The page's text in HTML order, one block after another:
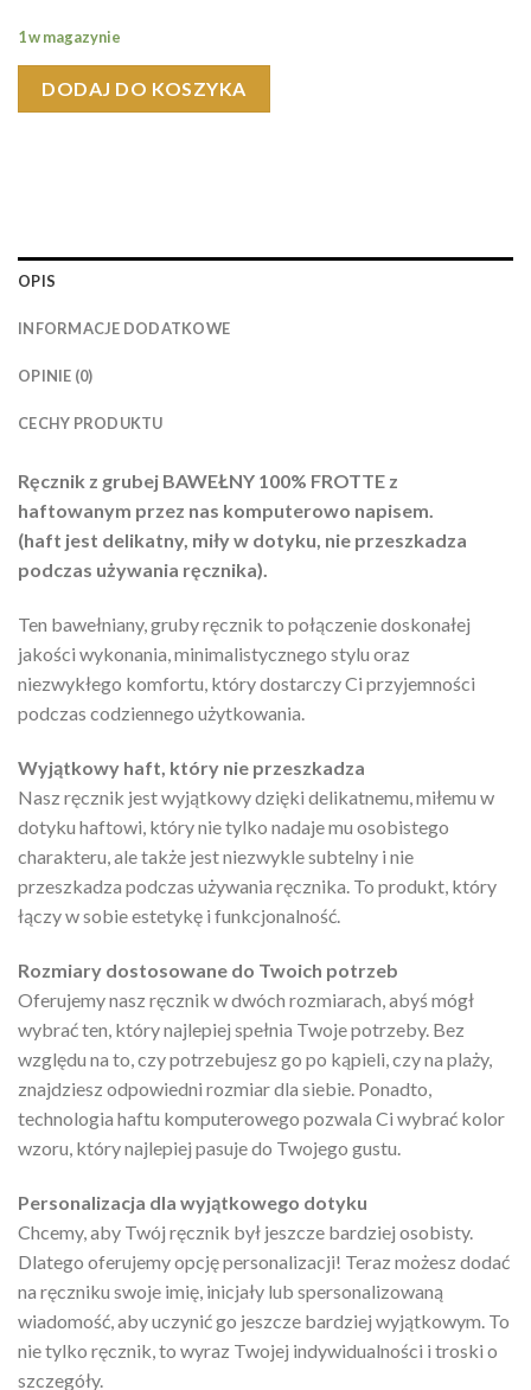
1 w magazynie
DODAJ DO KOSZYKA
OPIS
INFORMACJE DODATKOWE
OPINIE (0)
CECHY PRODUKTU
Ręcznik z grubej BAWEŁNY 100% FROTTE z
haftowanym przez nas komputerowo napisem.
(haft jest delikatny, miły w dotyku, nie przeszkadza
podczas używania ręcznika).
Ten bawełniany, gruby ręcznik to połączenie doskonałej
jakości wykonania, minimalistycznego stylu oraz
niezwykłego komfortu, który dostarczy Ci przyjemności
podczas codziennego użytkowania.
Wyjątkowy haft, który nie przeszkadza
Nasz ręcznik jest wyjątkowy dzięki delikatnemu, miłemu w
dotyku haftowi, który nie tylko nadaje mu osobistego
charakteru, ale także jest niezwykle subtelny i nie
przeszkadza podczas używania ręcznika. To produkt, który
łączy w sobie estetykę i funkcjonalność.
Rozmiary dostosowane do Twoich potrzeb
Oferujemy nasz ręcznik w dwóch rozmiarach, abyś mógł
wybrać ten, który najlepiej spełnia Twoje potrzeby. Bez
względu na to, czy potrzebujesz go po kąpieli, czy na plaży,
znajdziesz odpowiedni rozmiar dla siebie. Ponadto,
technologia haftu komputerowego pozwala Ci wybrać kolor
wzoru, który najlepiej pasuje do Twojego gustu.
Personalizacja dla wyjątkowego dotyku
Chcemy, aby Twój ręcznik był jeszcze bardziej osobisty.
Dlatego oferujemy opcję personalizacji! Teraz możesz dodać
na ręczniku swoje imię, inicjały lub spersonalizowaną
wiadomość, aby uczynić go jeszcze bardziej wyjątkowym. To
nie tylko ręcznik, to wyraz Twojej indywidualności i troski o
szczegóły.